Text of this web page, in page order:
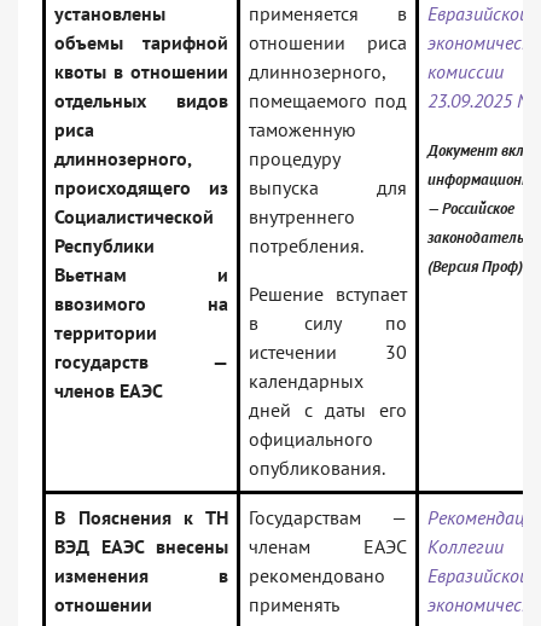
установлены
объемы тарифной
квоты в отношении
отдельных видов
риса
длиннозерного,
происходящего из
Социалистической
Республики
Вьетнам и
ввозимого на
территории
государств —
членов ЕАЭС
применяется в
отношении риса
длиннозерного,
помещаемого под
таможенную
процедуру
выпуска для
внутреннего
потребления.
Решение вступает
в силу по
истечении 30
календарных
дней с даты его
официального
опубликования.
Евразийской
23.09.2025 N
Документ
— Российское
(Версия Проф)
В Пояснения к ТН
ВЭД ЕАЭС внесены
изменения в
отношении
Государствам —
членам ЕАЭС
рекомендовано
применять
Рекомендация
Коллегии
Евразийской